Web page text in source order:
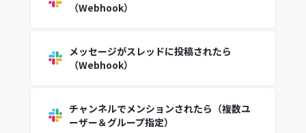
（Webhook）
メッセージがスレッドに投稿されたら
（Webhook）
チャンネルでメンションされたら（複数ユ
ーザー＆グループ指定）